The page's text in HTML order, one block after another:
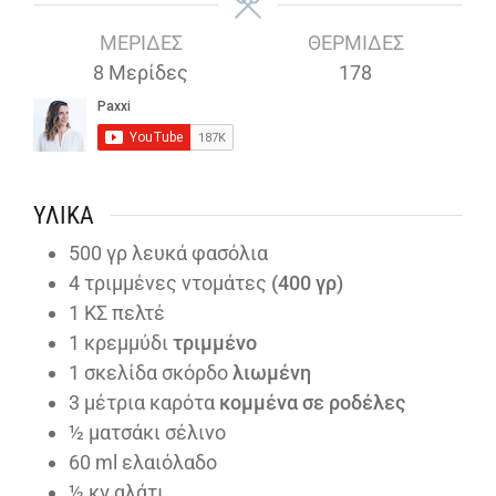
ΜΕΡΊΔΕΣ
8 Μερίδες
ΘΕΡΜΊΔΕΣ
178
ΥΛΙΚΆ
500 γρ λευκά φασόλια
4τριμμένες ντομάτες (400 γρ)
1 ΚΣ πελτέ
1 κρεμμύδι τριμμένο
1 σκελίδα σκόρδολιωμένη
3 μέτρια καρότα κομμένα σε ροδέλες
½ ματσάκι σέλινο
60 ml ελαιόλαδο